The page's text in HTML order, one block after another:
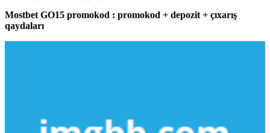
Mostbet GO15 promokod : promokod + depozit + çıxarış
qaydaları